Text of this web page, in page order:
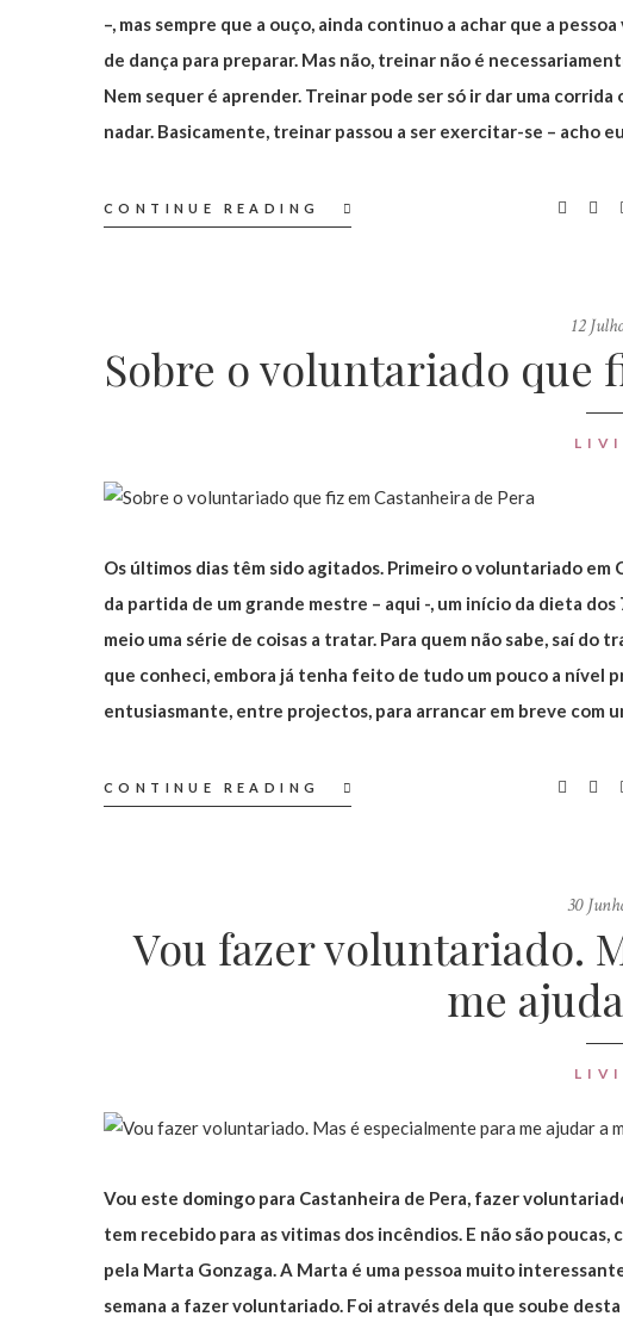
–, mas sempre que a ouço, ainda continuo a achar que a
de dança para preparar. Mas não, treinar não é
Nem sequer é aprender. Treinar pode ser só ir dar uma
nadar. Basicamente, treinar passou a ser exercitar-se – acho
CONTINUE READING
12
Sobre o voluntariado que
Os últimos dias têm sido agitados. Primeiro o voluntariado em
da partida de um grande mestre – aqui -, um início da dieta
meio uma série de coisas a tratar. Para quem não sabe, saí do
que conheci, embora já tenha feito de tudo um pouco a nível
entusiasmante, entre projectos, para arrancar em breve com
CONTINUE READING
30
Vou fazer voluntariado.
me
Vou este domingo para Castanheira de Pera, fazer
tem recebido para as vitimas dos incêndios. E não são
pela Marta Gonzaga. A Marta é uma pessoa muito
semana a fazer voluntariado. Foi através dela que soube